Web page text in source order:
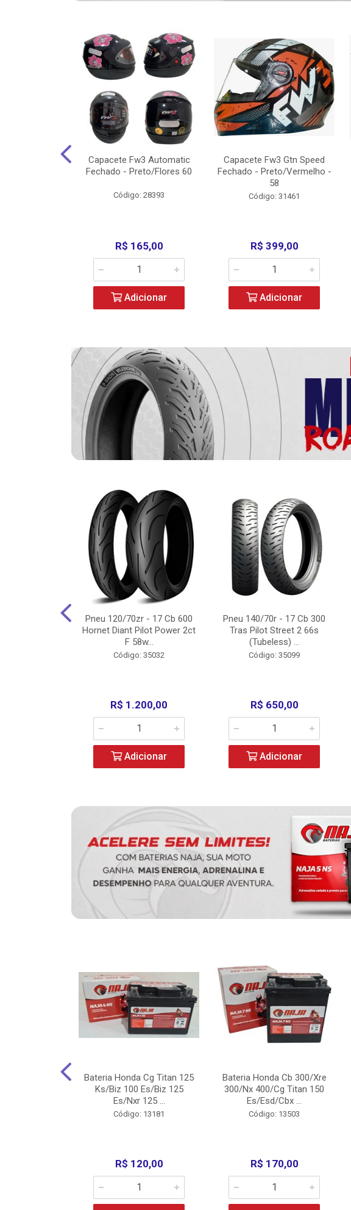
Capacete Fw3 Automatic
Fechado - Preto/Flores 60
Código: 28393
R$ 165,00
Adicionar
Capacete Fw3 Gtn Speed
Fechado - Preto/Vermelho -
58
Código: 31461
R$ 399,00
Adicionar
Pneu 120/70zr - 17 Cb 600
Hornet Diant Pilot Power 2ct
F 58w...
Código: 35032
R$ 1.200,00
Adicionar
Pneu 140/70r - 17 Cb 300
Tras Pilot Street 2 66s
(Tubeless) ...
Código: 35099
R$ 650,00
Adicionar
Bateria Honda Cg Titan 125
Ks/Biz 100 Es/Biz 125
Es/Nxr 125 ...
Código: 13181
R$ 120,00
Bateria Honda Cb 300/Xre
300/Nx 400/Cg Titan 150
Es/Esd/Cbx ...
Código: 13503
R$ 170,00